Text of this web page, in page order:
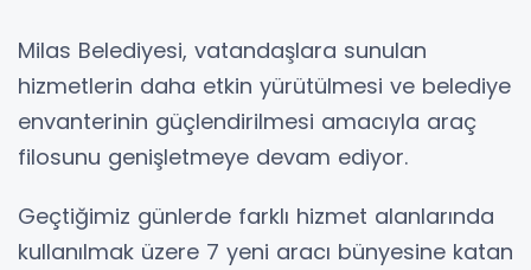
Milas Belediyesi, vatandaşlara sunulan
hizmetlerin daha etkin yürütülmesi ve belediye
envanterinin güçlendirilmesi amacıyla araç
filosunu genişletmeye devam ediyor.
Geçtiğimiz günlerde farklı hizmet alanlarında
kullanılmak üzere 7 yeni aracı bünyesine katan